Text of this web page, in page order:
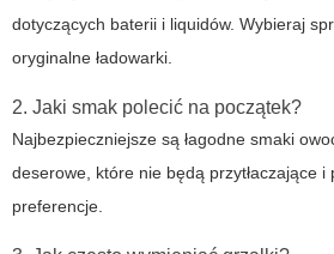
dotyczących baterii i liquidów. Wybieraj
oryginalne ładowarki.
2. Jaki smak polecić na początek?
Najbezpieczniejsze są łagodne smaki
deserowe, które nie będą przytłaczające i
preferencje.